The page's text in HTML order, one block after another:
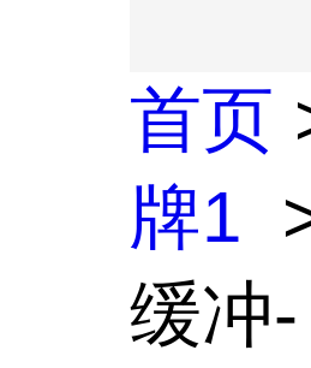
首页
牌1
缓冲